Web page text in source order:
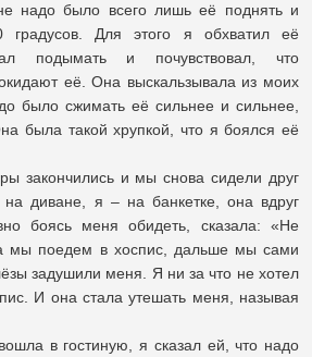
надо было всего лишь её поднять и
градусов. Для этого я обхватил её
подымать и почувствовал, что
её. Она выскальзывала из моих
было сжимать её сильнее и сильнее,
была такой хрупкой, что я боялся её
закончились и мы снова сидели друг
на диване, я – на банкетке, она вдруг
боясь меня обидеть, сказала: «Не
мы поедем в хоспис, дальше мы сами
задушили меня. Я ни за что не хотел
И она стала утешать меня, называя
в гостиную, я сказал ей, что надо